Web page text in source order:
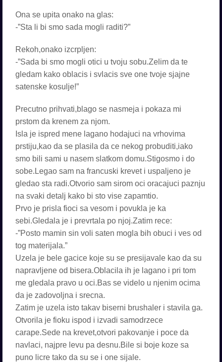
Ona se upita onako na glas:
-”Sta li bi smo sada mogli raditi?”
Rekoh,onako izcrpljen:
-”Sada bi smo mogli otici u tvoju sobu.Zelim da te
gledam kako oblacis i svlacis sve one tvoje sjajne
satenske kosulje!”
Precutno prihvati,blago se nasmeja i pokaza mi
prstom da krenem za njom.
Isla je ispred mene lagano hodajuci na vrhovima
prstiju,kao da se plasila da ce nekog probuditi,iako
smo bili sami u nasem slatkom domu.Stigosmo i do
sobe.Legao sam na francuski krevet i uspaljeno je
gledao sta radi.Otvorio sam sirom oci oracajuci paznju
na svaki detalj kako bi sto vise zapamtio.
Prvo je prisla fioci sa vesom i povukla je ka
sebi.Gledala je i prevrtala po njoj.Zatim rece:
-”Posto mamin sin voli saten mogla bih obuci i ves od
tog materijala.”
Uzela je bele gacice koje su se presijavale kao da su
napravljene od bisera.Oblacila ih je lagano i pri tom
me gledala pravo u oci.Bas se videlo u njenim ocima
da je zadovoljna i srecna.
Zatim je uzela isto takav biserni brushaler i stavila ga.
Otvorila je fioku ispod i izvadi samodrzece
carape.Sede na krevet,otvori pakovanje i poce da
navlaci, najpre levu pa desnu.Bile si boje koze sa
puno licre tako da su se i one sijale.